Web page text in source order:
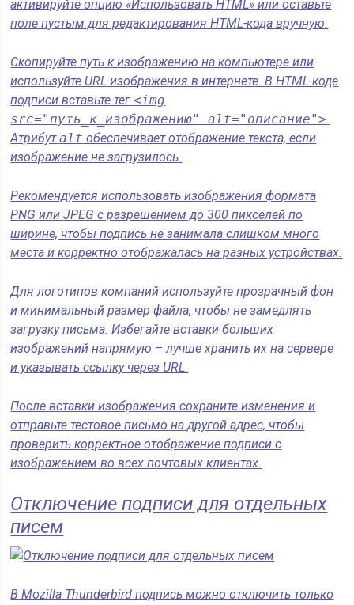
активируйте опцию «Использовать HTML» или оставьте
поле пустым для редактирования HTML-кода вручную.
Скопируйте путь к изображению на компьютере или
используйте URL изображения в интернете. В HTML-коде
подписи вставьте тег<img
src="путь_к_изображению" alt="описание">.
Атрибутalt обеспечивает отображение текста, если
изображение не загрузилось.
Рекомендуется использовать изображения формата
PNG или JPEG с разрешением до 300 пикселей по
ширине, чтобы подпись не занимала слишком много
места и корректно отображалась на разных устройствах.
Для логотипов компаний используйте прозрачный фон
и минимальный размер файла, чтобы не замедлять
загрузку письма. Избегайте вставки больших
изображений напрямую – лучше хранить их на сервере
и указывать ссылку через URL.
После вставки изображения сохраните изменения и
отправьте тестовое письмо на другой адрес, чтобы
проверить корректное отображение подписи с
изображением во всех почтовых клиентах.
Отключение подписи для отдельных
писем
В Mozilla Thunderbird подпись можно отключить только